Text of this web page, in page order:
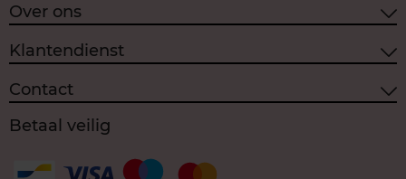
Over ons
Klantendienst
Contact
Betaal veilig